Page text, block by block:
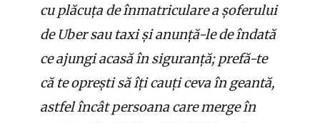
cu plăcuța de înmatriculare a șoferului
de Uber sau taxi și anunță-le de îndată
ce ajungi acasă în siguranță; prefă-te
că te oprești să îți cauți ceva în geantă,
astfel încât persoana care merge în